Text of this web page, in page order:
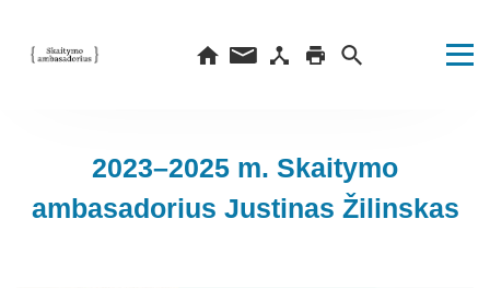
2023–2025 m. Skaitymo
ambasadorius Justinas Žilinskas